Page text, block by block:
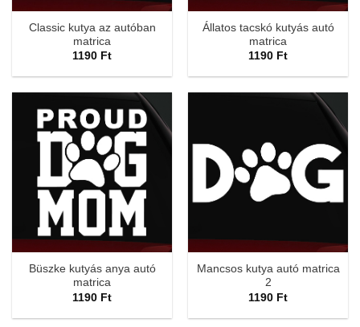
Classic kutya az autóban
matrica
1190 Ft
Állatos tacskó kutyás autó
matrica
1190 Ft
Büszke kutyás anya autó
matrica
1190 Ft
Mancsos kutya autó matrica
2
1190 Ft